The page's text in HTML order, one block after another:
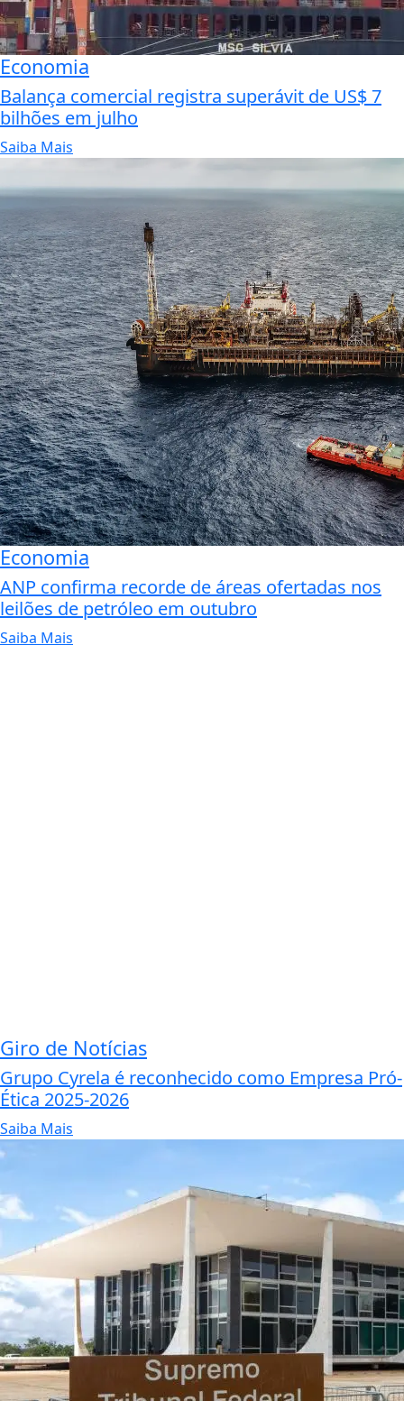
Economia
Balança comercial registra superávit de US$ 7
bilhões em julho
Saiba Mais
Economia
ANP confirma recorde de áreas ofertadas nos
leilões de petróleo em outubro
Saiba Mais
Giro de Notícias
Grupo Cyrela é reconhecido como Empresa Pró-
Ética 2025-2026
Saiba Mais